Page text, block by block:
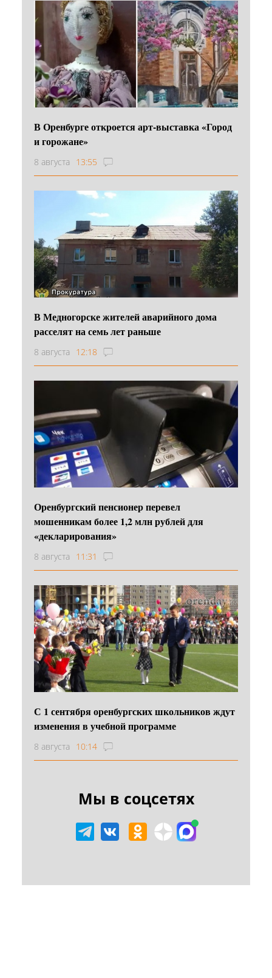
В Оренбурге откроется арт-выставка «Город
и горожане»
8 августа 13:55
В Медногорске жителей аварийного дома
расселят на семь лет раньше
8 августа 12:18
Оренбургский пенсионер перевел
мошенникам более 1,2 млн рублей для
«декларирования»
8 августа 11:31
С 1 сентября оренбургских школьников ждут
изменения в учебной программе
8 августа 10:14
Мы в соцсетях